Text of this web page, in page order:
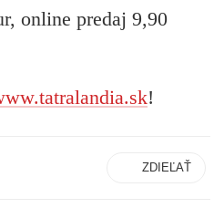
online predaj 9,90
!
ZDIEĽAŤ